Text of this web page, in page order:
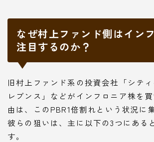
なぜ村上ファンド側はイン
注目するのか？
旧村上ファンド系の投資会社「シテ
レブンス」などがインフロニア株を
由は、このPBR1倍割れという状況に
彼らの狙いは、主に以下の3つにある
す。